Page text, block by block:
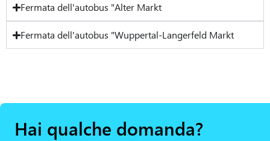
Fermata dell'autobus "Alter Markt
Fermata dell'autobus "Wuppertal-Langerfeld Markt
Hai qualche domanda?